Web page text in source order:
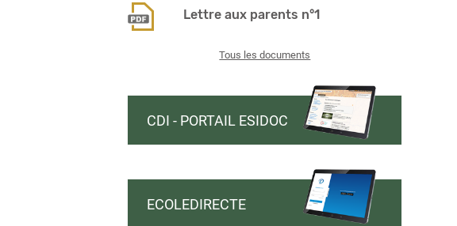
Lettre aux parents n°1
Tous les documents
CDI - PORTAIL ESIDOC
ECOLEDIRECTE